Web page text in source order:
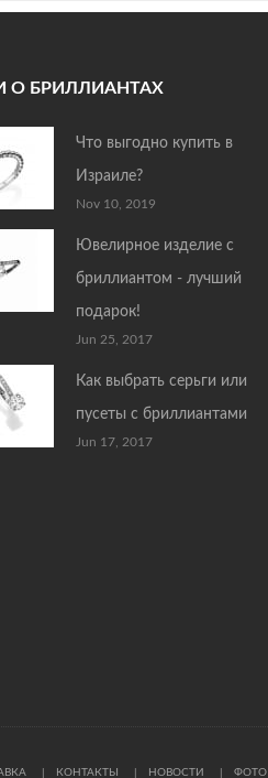
О БРИЛЛИАНТАХ
Что выгодно купить в
Израиле?
Nov 10, 2019
Ювелирное изделие с
бриллиантом - лучший
подарок!
Jun 25, 2017
Как выбрать серьги или
пусеты с бриллиантами
Jun 17, 2017
КОНТАКТЫ НОВОСТИ ФОТО